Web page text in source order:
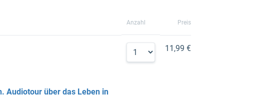
Anzahl Preis
Audiotour über das Leben in
11,99 €